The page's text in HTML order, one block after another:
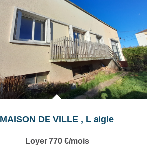
MAISON DE VILLE , L aigle
Loyer 770 €/mois